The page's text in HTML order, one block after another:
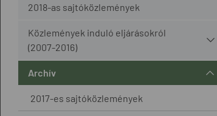
2018-as sajtóközlemények
Közlemények induló eljárásokról
(2007-2016)
Archív
2017-es sajtóközlemények